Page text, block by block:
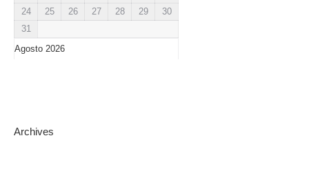
Agosto 2026
24
25 26 27 28 29
30
31
Archives